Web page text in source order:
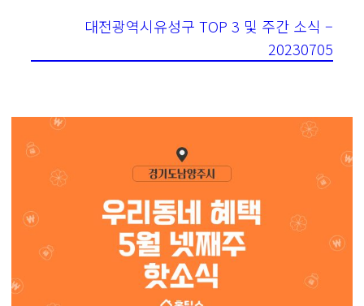
대전광역시유성구 TOP 3 및 주간 소식 –
20230705